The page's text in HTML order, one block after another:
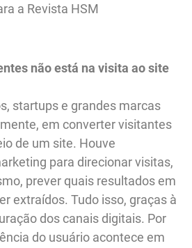
a Revista HSM
não está na visita ao site
startups e grandes marcas
em converter visitantes
de um site. Houve
para direcionar visitas,
prever quais resultados em
extraídos. Tudo isso, graças à
dos canais digitais. Por
do usuário acontece em